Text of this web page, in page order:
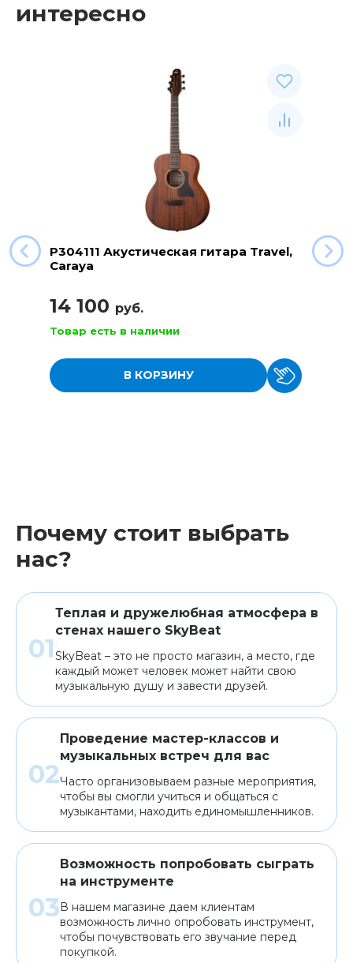
интересно
P304111 Акустическая гитара Travel,
Caraya
14 100 руб.
Товар есть в наличии
В КОРЗИНУ
Почему стоит выбрать
нас?
Теплая и дружелюбная атмосфера в
стенах нашего SkyBeat
SkyBeat – это не просто магазин, а место, где
каждый может человек может найти свою
музыкальную душу и завести друзей.
Проведение мастер-классов и
музыкальных встреч для вас
Часто организовываем разные мероприятия,
чтобы вы смогли учиться и общаться с
музыкантами, находить единомышленников.
Возможность попробовать сыграть
на инструменте
В нашем магазине даем клиентам
возможность лично опробовать инструмент,
чтобы почувствовать его звучание перед
покупкой.